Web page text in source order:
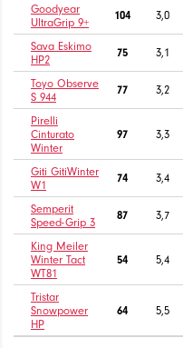
Goodyear
UltraGrip 9+
104 3,0
Sava Eskimo
HP2
75 3,1
Toyo Observe
S 944
77 3,2
Pirelli
Cinturato
Winter
97 3,3
Giti GitiWinter
W1
74 3,4
Semperit
Speed-Grip 3
87 3,7
King Meiler
Winter Tact
WT81
54 5,4
Tristar
Snowpower
HP
64 5,5